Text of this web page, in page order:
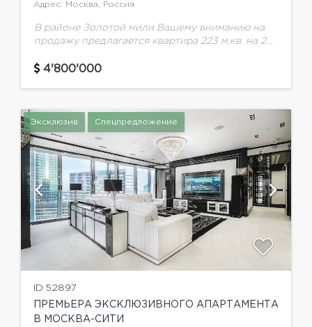
Адрес: Москва, Россия
В районе Золотой мили Вашему вниманию на
продажу предлагается квартира 223 м.кв. на 2
планировка: прихожая с гардеробной
4'800'000
Эксклюзив Спецпредложение
ID 52897
ПРЕМЬЕРА ЭКСКЛЮЗИВНОГО АПАРТАМЕНТА
В МОСКВА-СИТИ